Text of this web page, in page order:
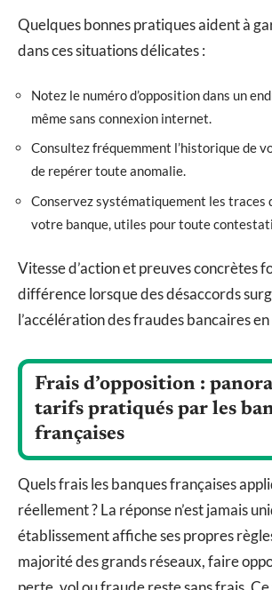
Quelques bonnes pratiques aident à
dans ces situations délicates :
Notez le numéro d’opposition dans un
même sans connexion internet.
Consultez fréquemment l’historique de
de repérer toute anomalie.
Conservez systématiquement les traces
votre banque, utiles pour toute
Vitesse d’action et preuves concrètes
différence lorsque des désaccords
l’accélération des fraudes bancaires en
Frais d’opposition :
tarifs pratiqués par les
françaises
Quels frais les banques françaises
réellement ? La réponse n’est jamais
établissement affiche ses propres
majorité des grands réseaux, faire